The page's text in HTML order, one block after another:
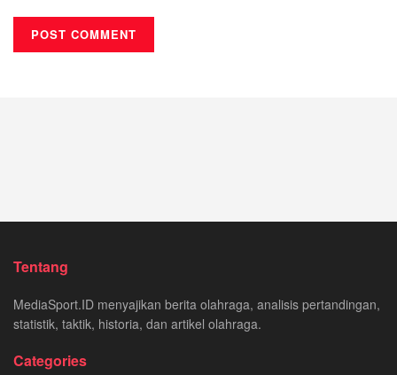
Tentang
MediaSport.ID menyajikan berita olahraga, analisis pertandingan,
statistik, taktik, historia, dan artikel olahraga.
Categories